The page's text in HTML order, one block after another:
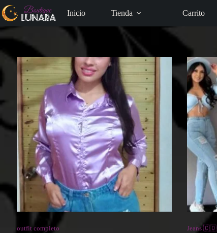
Saltar
al
contenido
Inicio Tienda Carrito
outfit completo
Jeans 🇨🇴